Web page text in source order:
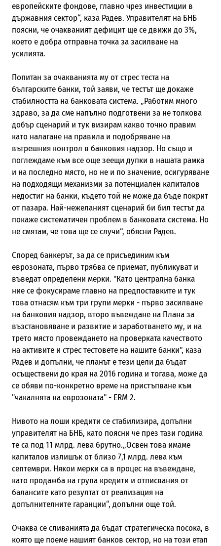
европейските фондове, главно чрез инвестиции в
държавния сектор“, каза Радев. Управителят на БНБ
поясни, че очакваният дефицит ще се движи до 3%,
което е добра отправна точка за засилване на
усилията.
Попитан за очакванията му от стрес теста на
българските банки, той заяви, че тестът ще докаже
стабилността на банковата система. „Работим много
здраво, за да сме напълно подготвени за не толкова
добър сценарий и тук визирам какво точно правим
като налагане на правила и подобряване на
вътрешния контрол в банковия надзор. Но също и
поглеждаме към все още зеещи дупки в нашата рамка
и на последно място, но не и по значение, осигуряване
на подходящи механизми за потенциален капиталов
недостиг на банки, където той не може да бъде покрит
от пазара. Най-нежеланият сценарий би бил тестът да
покаже систематичен проблем в банковата система. Но
не смятам, че това ще се случи“, обясни Радев.
Според банкерът, за да се присъединим към
еврозоната, първо трябва се приемат, публикуват и
въведат определени мерки. "Като централна банка
ние се фокусираме главно на предпоставките и тук
това отнасям към три групи мерки - първо засилване
на банковия надзор, второ въвеждане на Плана за
възстановяване и развитие и заработването му, и на
трето място провеждането на проверката качеството
на активите и стрес тестовете на нашите банки", каза
Радев и допълни, че планът е тези цели да бъдат
осъществени до края на 2016 година и тогава, може да
се обяви по-конкретно време на пристъпване към
"чакалнята на еврозоната" - ERM 2.
Нивото на лоши кредити се стабилизира, допълни
управителят на БНБ, като поясни че през тази година
те са под 11 млрд. лева брутно.„Освен това имаме
капиталов излишък от близо 7,1 млрд. лева към
септември. Някои мерки са в процес на въвеждане,
като продажба на група кредити и отписвания от
балансите като резултат от реализация на
допълнителните гаранции“, допълни още той.
Очаква се сливанията да бъдат стратегическа посока, в
която ще поеме нашият банков сектор, но на този етап